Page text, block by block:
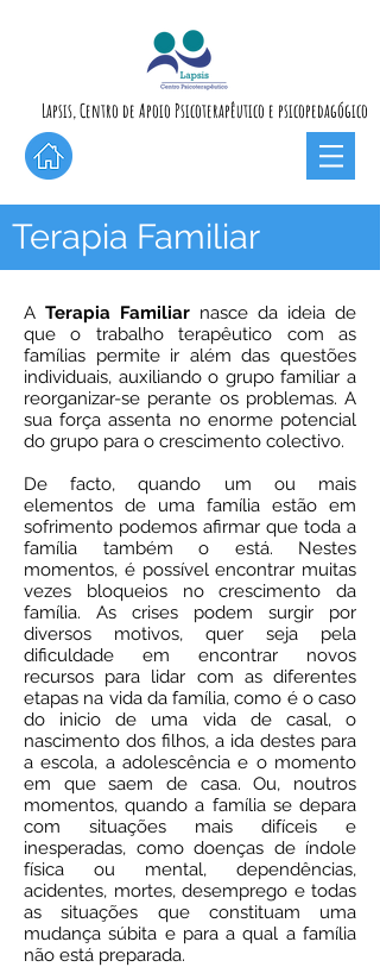
Lapsis, Centro de Apoio Psicoterapêutico e psicopedagógico
Terapia Familiar
A Terapia Familiar nasce da ideia de
que o trabalho terapêutico com as
famílias permite ir além das questões
individuais, auxiliando o grupo familiar a
reorganizar-se perante os problemas. A
sua força assenta no enorme potencial
do grupo para o crescimento colectivo.
De facto, quando um ou mais
elementos de uma família estão em
sofrimento podemos afirmar que toda a
família também o está. Nestes
momentos, é possível encontrar muitas
vezes bloqueios no crescimento da
família. As crises podem surgir por
diversos motivos, quer seja pela
dificuldade em encontrar novos
recursos para lidar com as diferentes
etapas na vida da família, como é o caso
do inicio de uma vida de casal, o
nascimento dos filhos, a ida destes para
a escola, a adolescência e o momento
em que saem de casa. Ou, noutros
momentos, quando a família se depara
com situações mais difíceis e
inesperadas, como doenças de índole
física ou mental, dependências,
acidentes, mortes, desemprego e todas
as situações que constituam uma
mudança súbita e para a qual a família
não está preparada.